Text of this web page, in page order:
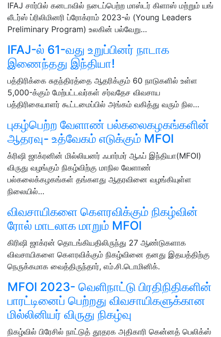
IFAJ சார்பில் கனடாவில் நடைப்பெற்ற மாஸ்டர் கிளாஸ் மற்றும் யங்
லீடர்ஸ் ப்ரிலிமினரி ப்ரோக்ராம் 2023-ல் (Young Leaders
Preliminary Program) உலகின் பல்வேறு…
IFAJ-ல் 61-வது உறுப்பினர் நாடாக
இணைந்தது இந்தியா!
பத்திரிக்கை சுதந்திரத்தை ஆதரிக்கும் 60 நாடுகளில் உள்ள
5,000-க்கும் மேற்பட்டவர்கள் சர்வதேச விவசாய
பத்திரிகையாளர் கூட்டமைப்பில் அங்கம் வகித்து வரும் நில…
புகழ்பெற்ற வேளாண் பல்கலைகழகங்களின்
ஆதரவு- உத்வேகம் எடுக்கும் MFOI
க்ரிஷி ஜாக்ரனின் மில்லியனர் ஃபார்மர் ஆஃப் இந்தியா(MFOI)
விருது வழங்கும் நிகழ்விற்கு மாநில வேளாண்
பல்கலைக்கழகங்கள் தங்களது ஆதரவினை வழங்கியுள்ள
நிலையில்…
விவசாயிகளை கௌரவிக்கும் நிகழ்வின்
ரோல் மாடலாக மாறும் MFOI
கிரிஷி ஜாக்ரன் தொடங்கியதிலிருந்து 27 ஆண்டுகளாக
விவசாயிகளை கௌரவிக்கும் நிகழ்வினை தனது இதயத்திற்கு
நெருக்கமாக வைத்திருந்தார், எம்.சி.டொமினிக்.
MFOI 2023- வெளிநாட்டு பிரதிநிதிகளின்
பாரட்டினைப் பெற்றது விவசாயிகளுக்கான
மில்லினியர் விருது நிகழ்வு
நிகழ்வில் பிரேசில் நாட்டுத் தூதரக அதிகாரி கென்னத் பெலிக்ஸ்